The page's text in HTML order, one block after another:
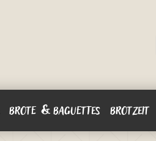
BROTE & BAGUETTES BROTZEIT